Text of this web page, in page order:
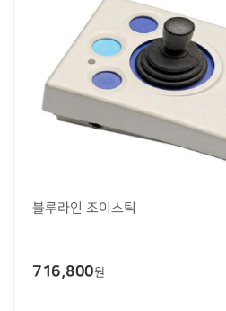
블루라인 조이스틱
716,800원